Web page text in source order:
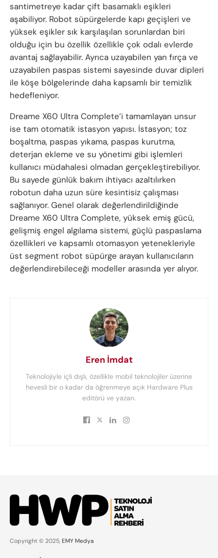
santimetreye kadar çift basamaklı eşikleri
aşabiliyor. Robot süpürgelerde kapı geçişleri ve
yüksek eşikler sık karşılaşılan sorunlardan biri
olduğu için bu özellik özellikle çok odalı evlerde
avantaj sağlayabilir. Ayrıca uzayabilen yan fırça ve
uzayabilen paspas sistemi sayesinde duvar dipleri
ile köşe bölgelerinde daha kapsamlı bir temizlik
hedefleniyor.
Dreame X60 Ultra Complete’i tamamlayan unsur
ise tam otomatik istasyon yapısı. İstasyon; toz
boşaltma, paspas yıkama, paspas kurutma,
deterjan ekleme ve su yönetimi gibi işlemleri
kullanıcı müdahalesi olmadan gerçekleştirebiliyor.
Bu sayede günlük bakım ihtiyacı azaltılırken
robotun daha uzun süre kesintisiz çalışması
sağlanıyor. Genel olarak değerlendirildiğinde
Dreame X60 Ultra Complete, yüksek emiş gücü,
gelişmiş engel algılama sistemi, güçlü paspaslama
özellikleri ve kapsamlı otomasyon yetenekleriyle
üst segment robot süpürge arayan kullanıcıların
değerlendirebileceği modeller arasında yer alıyor.
Eren İmdat
Teknolojiyle içli dışlı, özellikle mobil teknolojiler üzerine
hevesli bir o kadar da öğrenmeye açık Hardware Plus
editörü ve yazarı.
Copyright © 2025, EMY Medya